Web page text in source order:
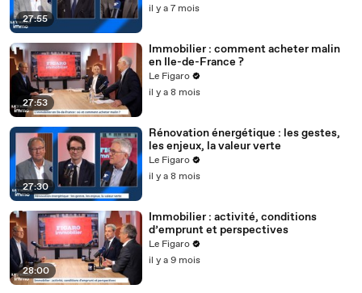
27:55
il y a 7 mois
27:53
Immobilier : comment acheter malin
en Ile-de-France ?
Le Figaro
il y a 8 mois
27:30
Rénovation énergétique : les gestes,
les enjeux, la valeur verte
Le Figaro
il y a 8 mois
28:00
Immobilier : activité, conditions
d’emprunt et perspectives
Le Figaro
il y a 9 mois